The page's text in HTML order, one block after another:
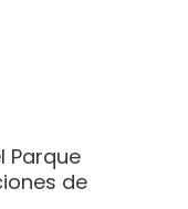
Parque
de